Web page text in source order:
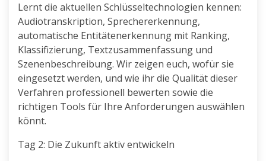
Lernt die aktuellen Schlüsseltechnologien kennen:
Audiotranskription, Sprechererkennung,
automatische Entitätenerkennung mit Ranking,
Klassifizierung, Textzusammenfassung und
Szenenbeschreibung. Wir zeigen euch, wofür sie
eingesetzt werden, und wie ihr die Qualität dieser
Verfahren professionell bewerten sowie die
richtigen Tools für Ihre Anforderungen auswählen
könnt.
Tag 2: Die Zukunft aktiv entwickeln